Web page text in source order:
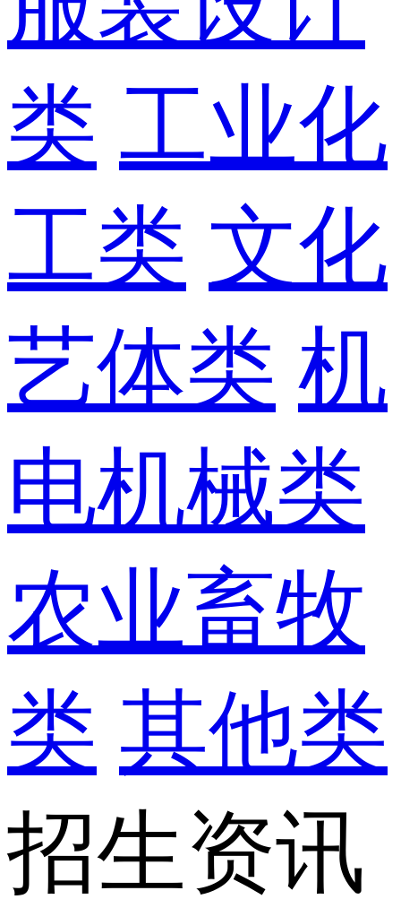
类 工业化
工类 文化
艺体类 机
电机械类
农业畜牧
类 其他类
招生资讯